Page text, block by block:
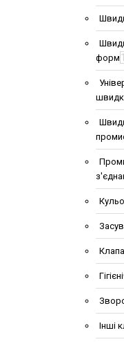
форм
Інші